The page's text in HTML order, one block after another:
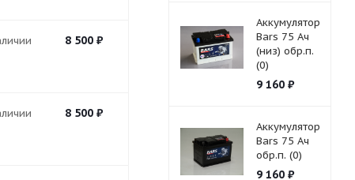
8 500₽
8 500₽
Аккумулятор
Bars 75 Ач
(низ) обр.п.
(0)
9 160₽
Аккумулятор
Bars 75 Ач
обр.п. (0)
9 160₽